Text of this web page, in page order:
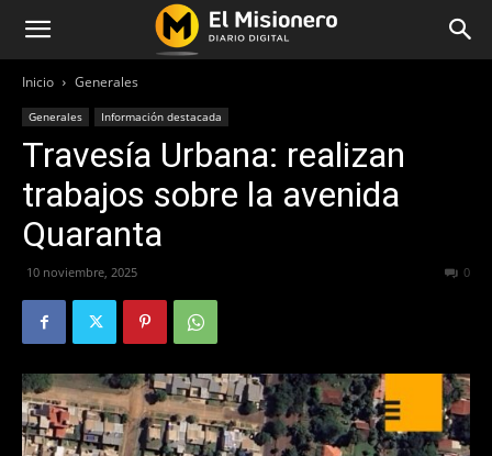
Inicio Generales
Generales Información destacada
Travesía Urbana: realizan
trabajos sobre la avenida
Quaranta
10 noviembre, 2025 0